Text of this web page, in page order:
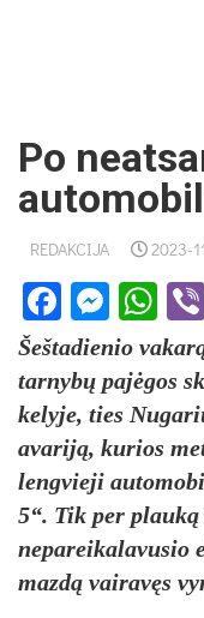
Po
REDAKCIJA 2023-
Šeštadienio
tarnybų pajėgos
kelyje, ties
avariją, kurios
lengvieji
5“. Tik per
nepareikalavusio
mazdą vairavęs